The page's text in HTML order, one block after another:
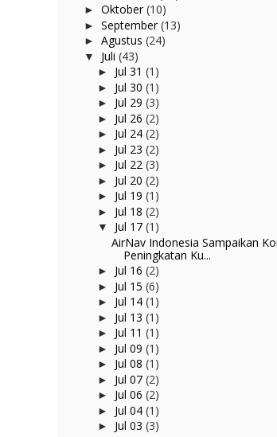
► Oktober(10)
► September(13)
► Agustus (24)
▼ Juli (43)
► Jul 31 (1)
► Jul 30 (1)
► Jul 29 (3)
► Jul 26 (2)
► Jul 24 (2)
► Jul 23 (2)
► Jul 22 (3)
► Jul 20 (2)
► Jul 19 (1)
► Jul 18 (2)
▼ Jul 17 (1)
AirNav Indonesia Sampaikan
Peningkatan Ku...
► Jul 16 (2)
► Jul 15 (6)
► Jul 14 (1)
► Jul 13 (1)
► Jul 11 (1)
► Jul 09 (1)
► Jul 08 (1)
► Jul 07 (2)
► Jul 06 (2)
► Jul 04 (1)
► Jul 03 (3)